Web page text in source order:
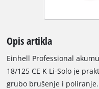
Opis artikla
Einhell Professional
18/125 CE K Li-Solo je
grubo brušenje i poliranje.